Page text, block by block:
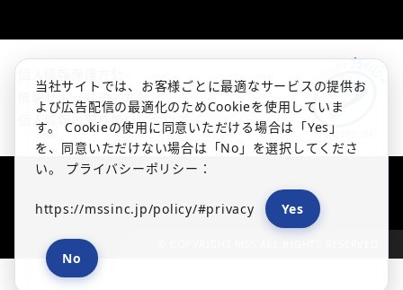
情報セキュリティ方針
個人情報の取り扱いについて
当社サイトでは、お客様ごとに最適なサービスの提供お
よび広告配信の最適化のためCookieを使用していま
す。 Cookieの使用に同意いただける場合は「Yes」
を、同意いただけない場合は「No」を選択してくださ
い。 プライバシーポリシー：
https://mssinc.jp/policy/#privacy Yes
No